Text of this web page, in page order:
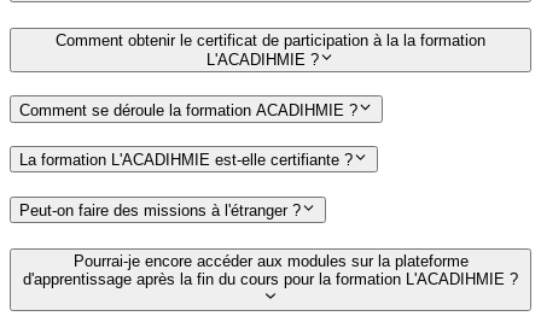
Comment obtenir le certificat de participation à la la formation
L'ACADIHMIE ?
Comment se déroule la formation ACADIHMIE ?
La formation L'ACADIHMIE est-elle certifiante ?
Peut-on faire des missions à l'étranger ?
Pourrai-je encore accéder aux modules sur la plateforme
d'apprentissage après la fin du cours pour la formation L'ACADIHMIE ?